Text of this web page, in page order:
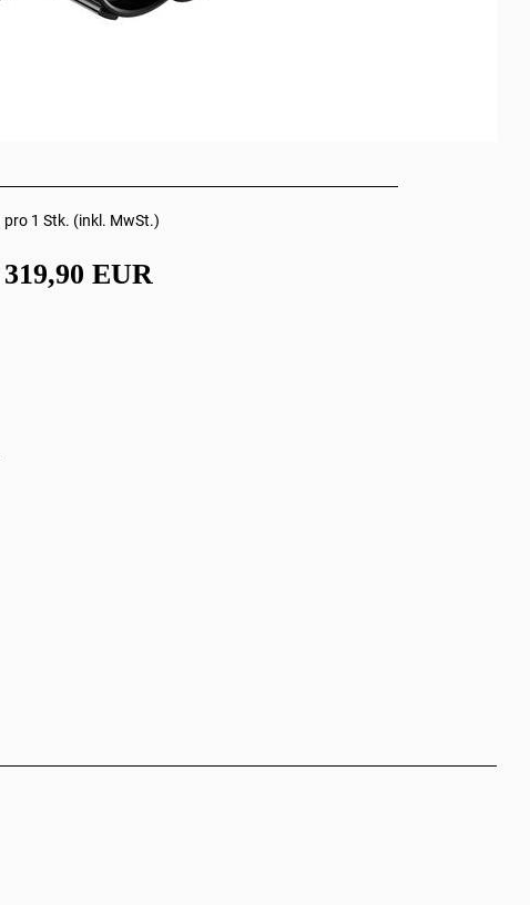
pro 1 Stk. (inkl. MwSt.)
319,90 EUR